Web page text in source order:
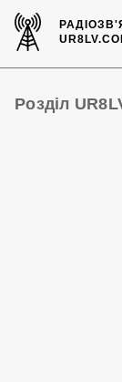
Розділ